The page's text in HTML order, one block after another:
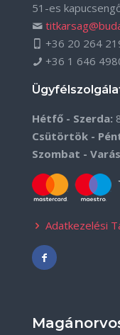
51-es
+36 20 264
+36 1 646
Hétfő - Szerda:
Csütörtök -
Szombat -
Adatkezelési